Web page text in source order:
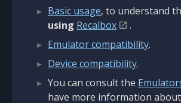
Basic usage, to understand
using Recalbox
.
Emulator compatibility.
Device compatibility.
You can consult the
have more information